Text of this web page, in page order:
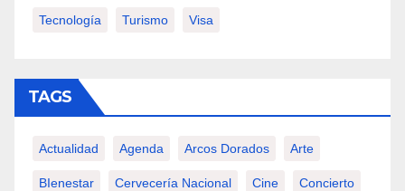
Tecnología Turismo Visa
TAGS
Actualidad Agenda Arcos Dorados Arte
BIenestar Cervecería Nacional Cine Concierto